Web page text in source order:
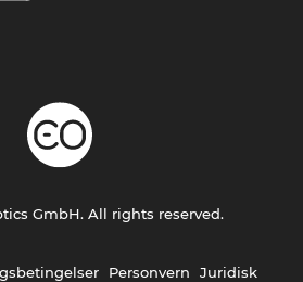
Personvern Juridisk
GmbH. All rights reserved.